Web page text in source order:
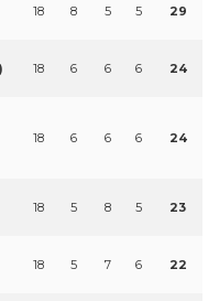
18 8 5 5 29
18 6 6 6 24
18 6 6 6 24
18 5 8 5 23
18 5 7 6 22